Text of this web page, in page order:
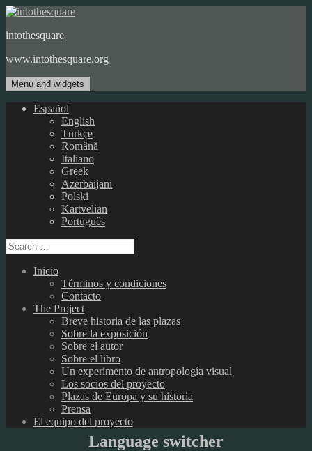
Skip
content
intothesquare
www.intothesquare.org
Menu and widgets
Español
English
Türkçe
Română
Italiano
Greek
Azerbaijani
Polski
Kartvelian
Português
Search
for:
Inicio
Términos y condiciones
Contacto
The Project
Breve historia de las plazas
Sobre la exposición
Sobre el autor
Sobre el libro
Un experimento de antropología visual
Los socios del proyecto
Plazas de Europa y su historia
Prensa
El equipo del proyecto
Language switcher